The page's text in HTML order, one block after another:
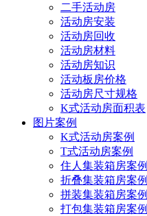
二手活动房
活动房安装
活动房回收
活动房材料
活动房知识
活动板房价格
活动房尺寸规格
K式活动房面积表
图片案例
K式活动房案例
T式活动房案例
住人集装箱房案例
折叠集装箱房案例
拼装集装箱房案例
打包集装箱房案例